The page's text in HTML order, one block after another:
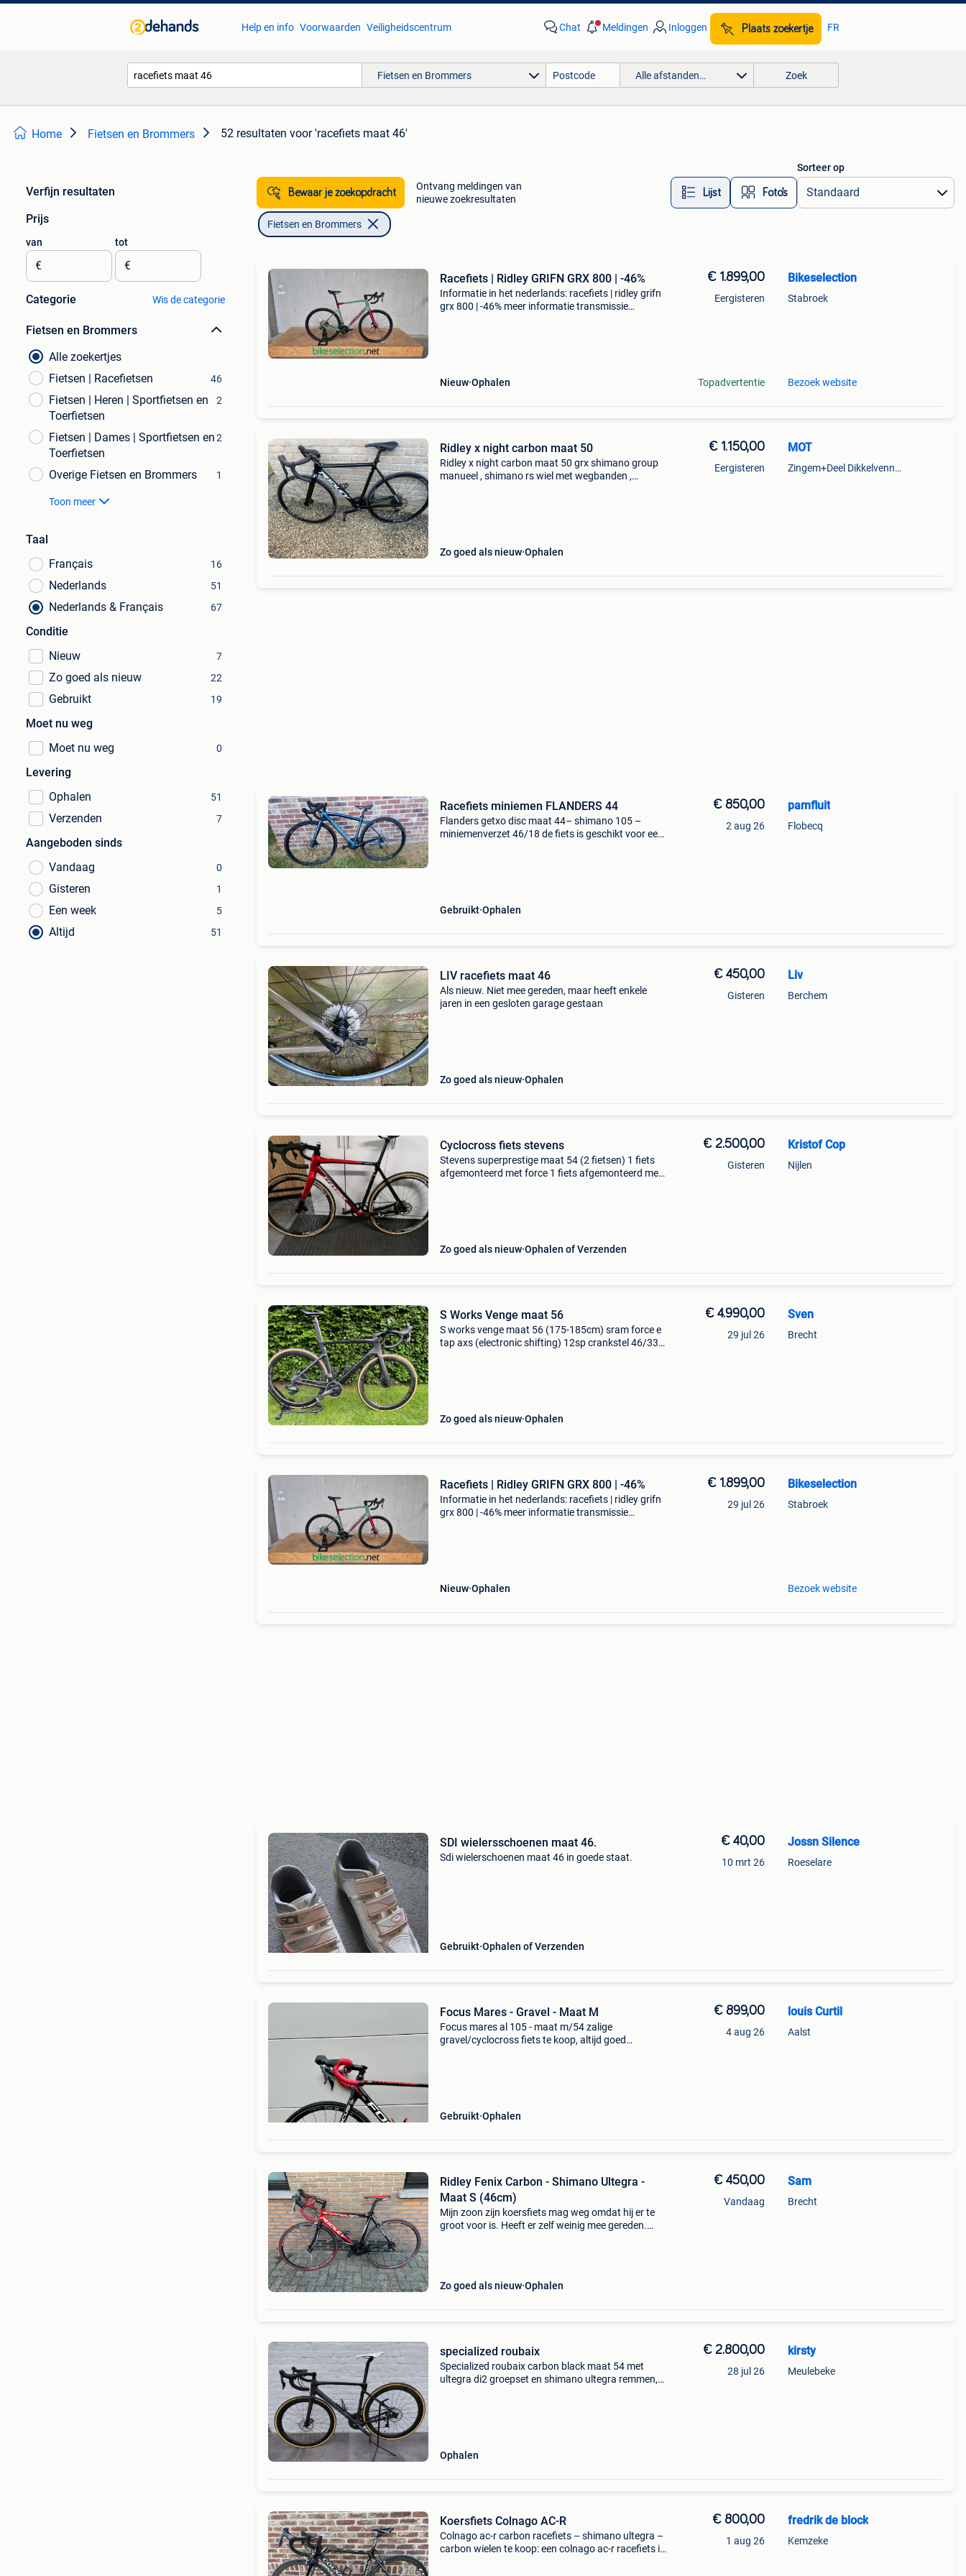
Help en info Voorwaarden Veiligheidscentrum Chat Meldingen Inloggen Plaats zoekertje FR
Fietsen en Brommers Alle afstanden… Zoek
Home Fietsen en Brommers 52 resultaten voor 'racefiets maat 46'
Verfijn resultaten
Prijs
van
€
tot
€
Categorie Wis de categorie
Fietsen en Brommers
Alle zoekertjes
Fietsen | Racefietsen
46
Fietsen | Heren | Sportfietsen en
Toerfietsen
2
Fietsen | Dames | Sportfietsen en
Toerfietsen
2
Overige Fietsen en Brommers 1
Toon meer
Taal
Français
16
Nederlands 51
Nederlands & Français 67
Conditie
Nieuw
7
Zo goed als nieuw 22
Gebruikt 19
Moet nu weg
Moet nu weg
0
Levering
Ophalen
51
Verzenden 7
Aangeboden sinds
Vandaag
0
Gisteren 1
Een week 5
Altijd 51
Bewaar je zoekopdracht
Ontvang meldingen van
nieuwe zoekresultaten
Lijst Foto’s
Sorteer op
Fietsen en Brommers
Racefiets | Ridley GRIFN GRX 800 | -46%
Informatie in het nederlands: racefiets | ridley grifn
grx 800 | -46% meer informatie transmissie
Nieuw Ophalen
€ 1.899,00
Eergisteren
Topadvertentie
Bikeselection
Stabroek
Bezoek website
Ridley x night carbon maat 50
Ridley x night carbon maat 50 grx shimano group
manueel , shimano rs wiel met wegbanden ,
Zo goed als nieuw Ophalen
€ 1.150,00
Eergisteren
MOT
Zingem+Deel Dikkelvenne En Nederzwalm-Hermelgem
Racefiets miniemen FLANDERS 44
Flanders getxo disc maat 44– shimano 105 –
miniemenverzet 46/18 de fiets is geschikt voor een
Gebruikt Ophalen
€ 850,00
2 aug 26
pamfluit
Flobecq
LIV racefiets maat 46
Als nieuw. Niet mee gereden, maar heeft enkele
jaren in een gesloten garage gestaan
Zo goed als nieuw Ophalen
€ 450,00
Gisteren
Liv
Berchem
Cyclocross fiets stevens
Stevens superprestige maat 54 (2 fietsen) 1 fiets
afgemonteerd met force 1 fiets afgemonteerd met
Zo goed als nieuw Ophalen of Verzenden
€ 2.500,00
Gisteren
Kristof Cop
Nijlen
S Works Venge maat 56
S works venge maat 56 (175-185cm) sram force e
tap axs (electronic shifting) 12sp crankstel 46/33t
Zo goed als nieuw Ophalen
€ 4.990,00
29 jul 26
Sven
Brecht
Racefiets | Ridley GRIFN GRX 800 | -46%
Informatie in het nederlands: racefiets | ridley grifn
grx 800 | -46% meer informatie transmissie
Nieuw Ophalen
€ 1.899,00
29 jul 26
Bikeselection
Stabroek
Bezoek website
SDI wielersschoenen maat 46.
Sdi wielerschoenen maat 46 in goede staat.
Gebruikt Ophalen of Verzenden
€ 40,00
10 mrt 26
Jossn Silence
Roeselare
Focus Mares - Gravel - Maat M
Focus mares al 105 - maat m/54 zalige
gravel/cyclocross fiets te koop, altijd goed
Gebruikt Ophalen
€ 899,00
4 aug 26
louis Curtil
Aalst
Ridley Fenix Carbon - Shimano Ultegra -
Maat S (46cm)
Mijn zoon zijn koersfiets mag weg omdat hij er te
groot voor is. Heeft er zelf weinig mee gereden.
Zo goed als nieuw Ophalen
€ 450,00
Vandaag
Sam
Brecht
specialized roubaix
Specialized roubaix carbon black maat 54 met
ultegra di2 groepset en shimano ultegra remmen,
Ophalen
€ 2.800,00
28 jul 26
kirsty
Meulebeke
Koersfiets Colnago AC-R
Colnago ac-r carbon racefiets – shimano ultegra –
carbon wielen te koop: een colnago ac-r racefiets in
€ 800,00
1 aug 26
fredrik de block
Kemzeke